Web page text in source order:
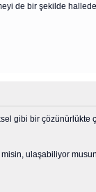
de bir şekilde
gibi bir çözünürlükte
ulaşabiliyor